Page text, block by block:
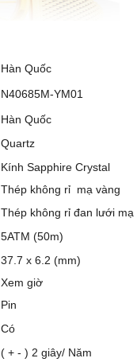
Hàn Quốc
N40685M-YM01
Hàn Quốc
Quartz
Kính Sapphire Crystal
Thép không rỉ mạ vàng
Thép không rỉ đan lưới mạ
5ATM (50m)
37.7 x 6.2 (mm)
Xem giờ
Pin
Có
( + - ) 2 giây/ Năm